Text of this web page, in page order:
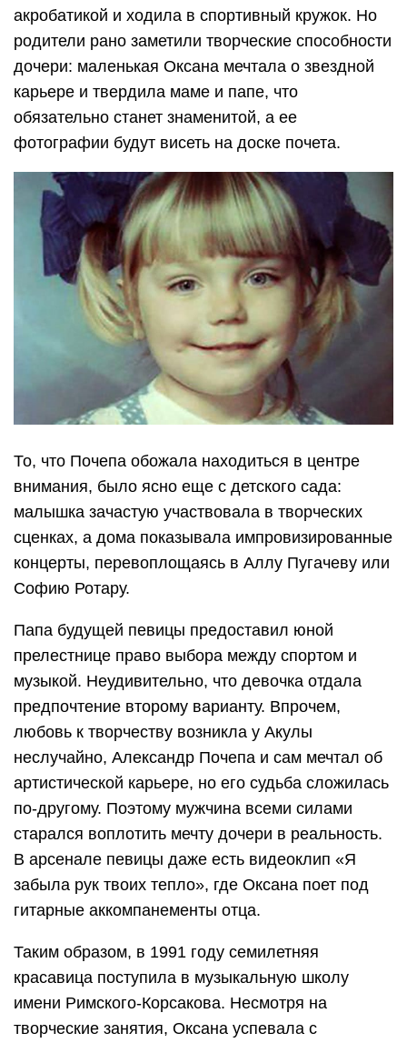
акробатикой и ходила в спортивный кружок. Но
родители рано заметили творческие способности
дочери: маленькая Оксана мечтала о звездной
карьере и твердила маме и папе, что
обязательно станет знаменитой, а ее
фотографии будут висеть на доске почета.
То, что Почепа обожала находиться в центре
внимания, было ясно еще с детского сада:
малышка зачастую участвовала в творческих
сценках, а дома показывала импровизированные
концерты, перевоплощаясь в Аллу Пугачеву или
Софию Ротару.
Папа будущей певицы предоставил юной
прелестнице право выбора между спортом и
музыкой. Неудивительно, что девочка отдала
предпочтение второму варианту. Впрочем,
любовь к творчеству возникла у Акулы
неслучайно, Александр Почепа и сам мечтал об
артистической карьере, но его судьба сложилась
по-другому. Поэтому мужчина всеми силами
старался воплотить мечту дочери в реальность.
В арсенале певицы даже есть видеоклип «Я
забыла рук твоих тепло», где Оксана поет под
гитарные аккомпанементы отца.
Таким образом, в 1991 году семилетняя
красавица поступила в музыкальную школу
имени Римского-Корсакова. Несмотря на
творческие занятия, Оксана успевала с